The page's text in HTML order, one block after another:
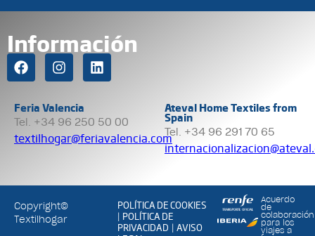
Información
Feria Valencia
Tel. +34 96 250 50 00
textilhogar@feriavalencia.com
Ateval Home Textiles from
Spain
Tel. +34 96 291 70 65
Copyright©
Textilhogar
POLÍTICA DE COOKIES
| POLÍTICA DE
PRIVACIDAD |AVISO
Acuerdo
de
colaboración
para los
viajes a